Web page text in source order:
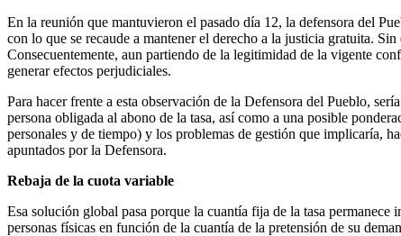
En la reunión que mantuvieron el pasado día 12, la defensora del
con lo que se recaude a mantener el derecho a la justicia gratuita.
Consecuentemente, aun partiendo de la legitimidad de la vigente
generar efectos perjudiciales.
Para hacer frente a esta observación de la Defensora del Pueblo,
persona obligada al abono de la tasa, así como a una posible
personales y de tiempo) y los problemas de gestión que implicaría,
apuntados por la Defensora.
Rebaja de la cuota variable
Esa solución global pasa porque la cuantía fija de la tasa
personas físicas en función de la cuantía de la pretensión de su